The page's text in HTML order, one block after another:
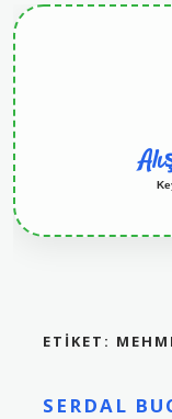
ETIKET:
SERDAL